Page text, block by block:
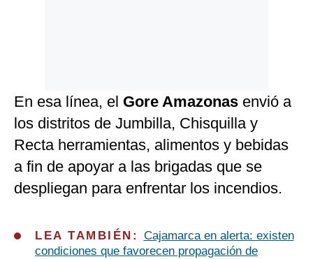
En esa línea, el Gore Amazonas envió a
los distritos de Jumbilla, Chisquilla y
Recta herramientas, alimentos y bebidas
a fin de apoyar a las brigadas que se
despliegan para enfrentar los incendios.
LEA TAMBIÉN: Cajamarca en alerta: existen
condiciones que favorecen propagación de